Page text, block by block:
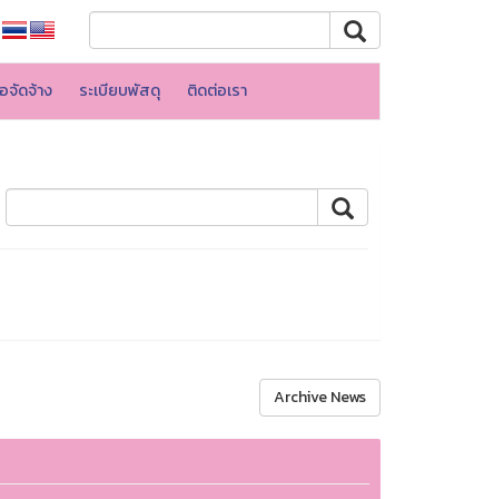
จัดจ้าง ระเบียบพัสดุ ติดต่อเรา
Archive News